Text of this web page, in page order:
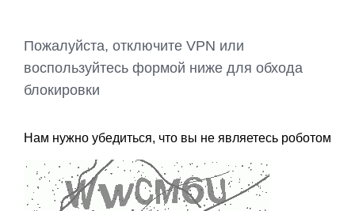
Пожалуйста, отключите VPN или
воспользуйтесь формой ниже для обхода
блокировки
Нам нужно убедиться, что вы не являетесь роботом